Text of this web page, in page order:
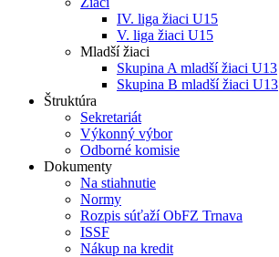
IV. liga žiaci U15
V. liga žiaci U15
Mladší žiaci
Skupina A mladší žiaci U13
Skupina B mladší žiaci U13
Štruktúra
Sekretariát
Výkonný výbor
Odborné komisie
Dokumenty
Na stiahnutie
Normy
Rozpis súťaží ObFZ Trnava
ISSF
Nákup na kredit